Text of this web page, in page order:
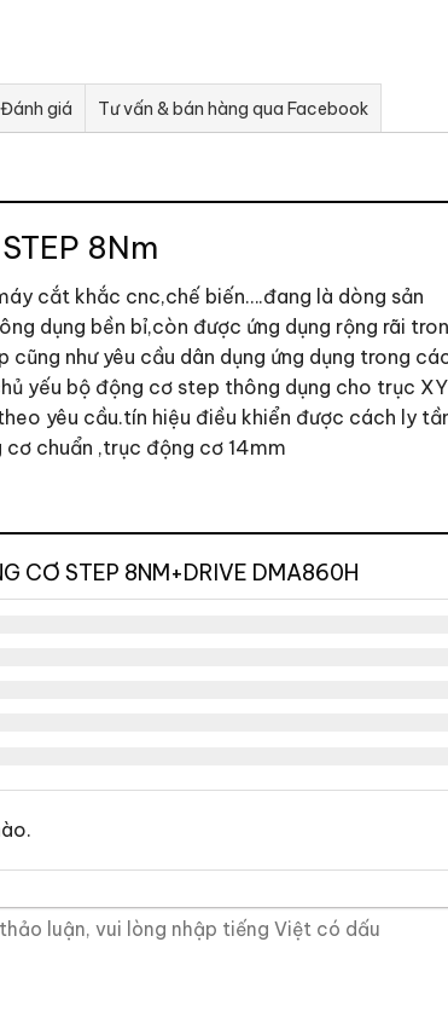
Đánh giá Tư vấn & bán hàng qua Facebook
8Nm
cắt khắc cnc,chế biến….đang là dòng sản
dụng bền bỉ,còn được ứng dụng rộng rãi
cũng như yêu cầu dân dụng ứng dụng trong
yếu bộ động cơ step thông dụng cho trục
yêu cầu.tín hiệu điều khiển được cách ly
chuẩn ,trục động cơ 14mm
CƠ STEP 8NM+DRIVE DMA860H